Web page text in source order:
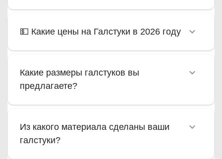
💵 Какие цены на Галстуки в 2026 году
Какие размеры галстуков вы
предлагаете?
Из какого материала сделаны ваши
галстуки?